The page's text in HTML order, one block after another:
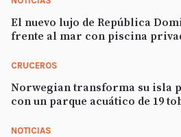
El nuevo lujo de República
frente al mar con piscina
CRUCEROS
Norwegian transforma su isla
con un parque acuático de 19
NOTICIAS